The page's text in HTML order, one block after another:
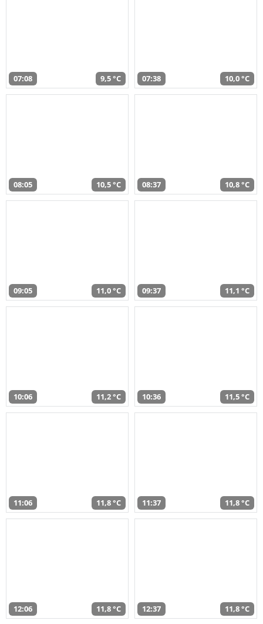
07:08 9,5 °C 07:38 10,0 °C
08:05 10,5 °C 08:37 10,8 °C
09:05 11,0 °C 09:37 11,1 °C
10:06 11,2 °C 10:36 11,5 °C
11:06 11,8 °C 11:37 11,8 °C
12:06 11,8 °C 12:37 11,8 °C